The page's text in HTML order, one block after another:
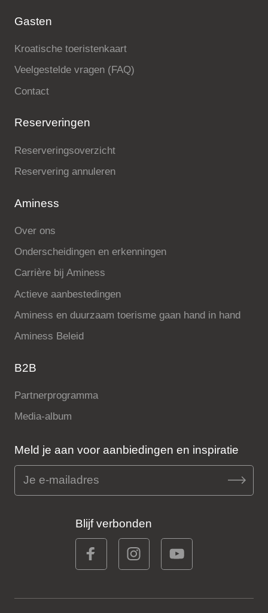
Gasten
Kroatische toeristenkaart
Veelgestelde vragen (FAQ)
Contact
Reserveringen
Reserveringsoverzicht
Reservering annuleren
Aminess
Over ons
Onderscheidingen en erkenningen
Carrière bij Aminess
Actieve aanbestedingen
Aminess en duurzaam toerisme gaan hand in hand
Aminess Beleid
B2B
Partnerprogramma
Media-album
Meld je aan voor aanbiedingen en inspiratie
Blijf verbonden